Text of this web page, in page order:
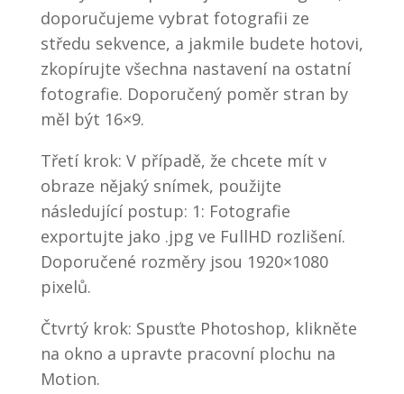
doporučujeme vybrat fotografii ze
středu sekvence, a jakmile budete hotovi,
zkopírujte všechna nastavení na ostatní
fotografie. Doporučený poměr stran by
měl být 16×9.
Třetí krok: V případě, že chcete mít v
obraze nějaký snímek, použijte
následující postup: 1: Fotografie
exportujte jako .jpg ve FullHD rozlišení.
Doporučené rozměry jsou 1920×1080
pixelů.
Čtvrtý krok: Spusťte Photoshop, klikněte
na okno a upravte pracovní plochu na
Motion.